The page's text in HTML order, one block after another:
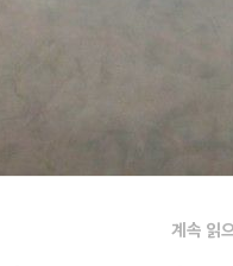
계속 읽